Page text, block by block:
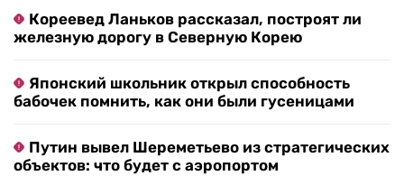
Кореевед Ланьков рассказал, построят ли
железную дорогу в Северную Корею
Японский школьник открыл способность
бабочек помнить, как они были гусеницами
Путин вывел Шереметьево из стратегических
объектов: что будет с аэропортом